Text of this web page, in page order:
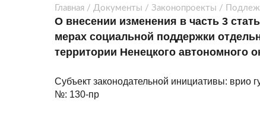
Главная / Документы / Законопроекты /
О внесении изменения в часть 3
мерах социальной поддержки
территории Ненецкого автономного
Субъект законодательной инициативы: врио
№: 130-пр